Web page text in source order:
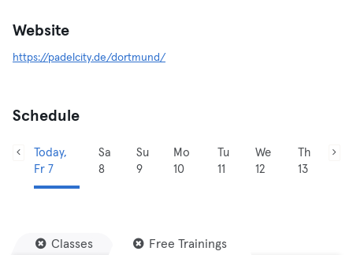
Website
https://padelcity.de/dortmund/
Schedule
Today,
Fr 7
Sa
8
Su
9
Mo
10
Tu
11
We
12
Th
13
Classes Free Trainings